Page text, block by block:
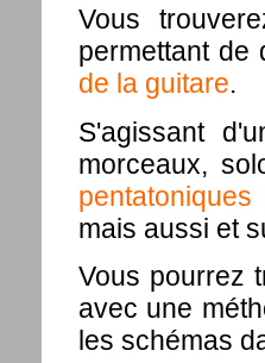
Vous
permettant de
de la guitare.
S'agissant
morceaux,
pentatoniques
mais aussi et
Vous pourrez
avec une
les schémas